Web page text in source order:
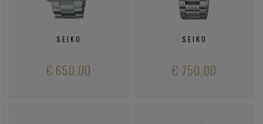
SEIKO
€ 650,00
SEIKO
€ 750,00